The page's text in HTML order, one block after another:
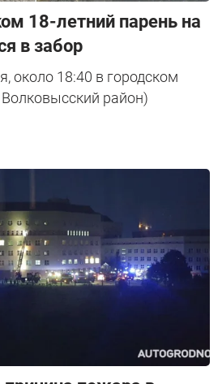
18-летний парень на
в забор
около 18:40 в городском
район)